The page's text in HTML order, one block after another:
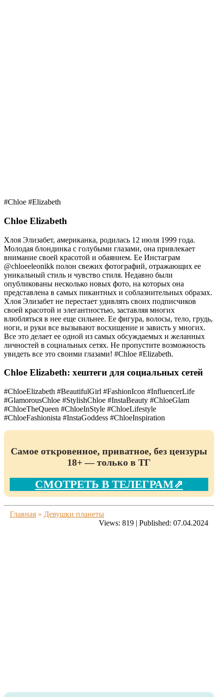
#Chloe #Elizabeth
Chloe Elizabeth
Хлоя Элизабет, американка, родилась 12 июля 1999 года.
Молодая блондинка с голубыми глазами, она привлекает
внимание своей красотой и обаянием. Ее Инстаграм
@chloeeleonikk полон свежих фотографий, отражающих ее
уникальный стиль и чувство стиля. Недавно были
опубликованы несколько новых фото, на которых она
представлена в самых пикантных и соблазнительных образах.
Хлоя Элизабет не перестает удивлять своих подписчиков
своей красотой и элегантностью, заставляя многих
влюбляться в нее еще сильнее. Ее фигура, волосы, тело, грудь,
ноги, и руки все вызывают восхищение и зависть у многих.
Все это делает ее одной из самых обсуждаемых и желанных
личностей в социальных сетях. Не пропустите возможность
увидеть все это своими глазами! #Chloe #Elizabeth.
Chloe Elizabeth: хештеги для социальных сетей
#ChloeElizabeth #BeautifulGirl #FashionIcon #InfluencerLife
#GlamorousChloe #StylishChloe #InstaBeauty #ChloeGlam
#ChloeTheQueen #ChloeInStyle #ChloeLifestyle
#ChloeFashionista #InstaGoddess #ChloeInspiration
Самое откровенное, приватное, без цензуры
18+ — только в ТГ
СМОТРЕТЬ В ТЕЛЕГРАМ⇗
Главная » Девушки планеты
Views: 819 | Published: 07.04.2024